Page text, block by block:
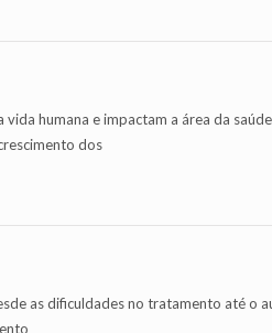
humana e impactam a área da
dos
as dificuldades no tratamento até o